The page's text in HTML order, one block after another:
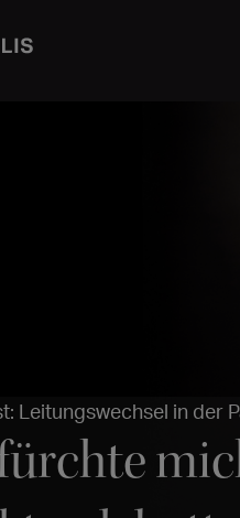
Leitungswechsel in der